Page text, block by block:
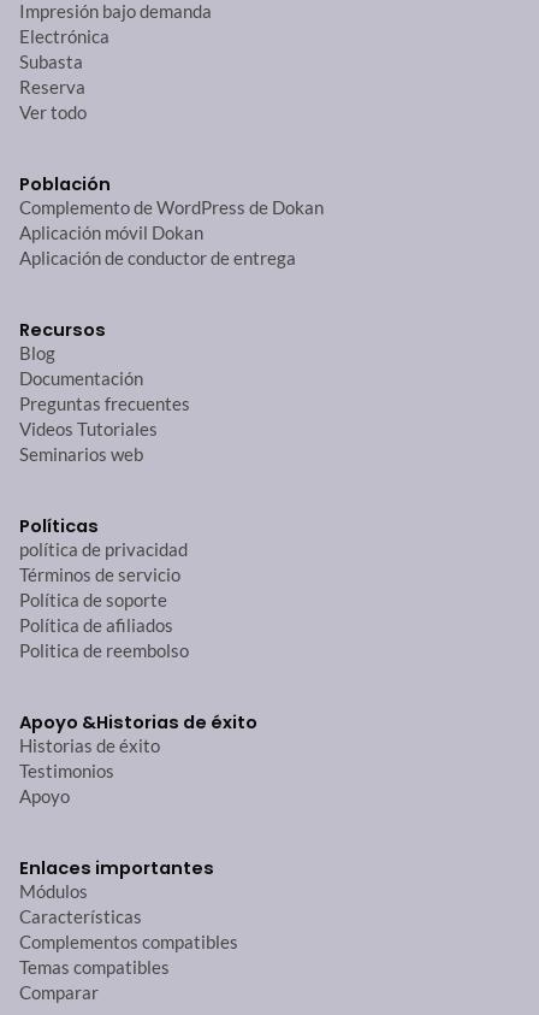
Impresión bajo demanda
Electrónica
Subasta
Reserva
Ver todo
Población
Complemento de WordPress de Dokan
Aplicación móvil Dokan
Aplicación de conductor de entrega
Recursos
Blog
Documentación
Preguntas frecuentes
Videos Tutoriales
Seminarios web
Políticas
política de privacidad
Términos de servicio
Política de soporte
Política de afiliados
Politica de reembolso
Apoyo &Historias de éxito
Historias de éxito
Testimonios
Apoyo
Enlaces importantes
Módulos
Características
Complementos compatibles
Temas compatibles
Comparar